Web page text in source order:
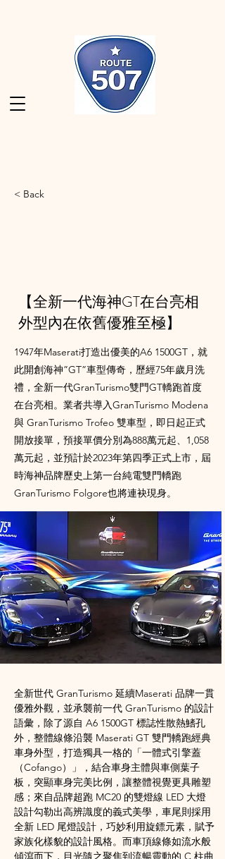
< Back
【全新一代海神GT在台亮相
外型內在依舊優雅至極】
1947年Maserati打造出優美的A6 1500GT，就
此開創海神”GT”車型傳奇，歷經75年歲月洗
禮，全新一代GranTurismo雙門GT轎跑首度
在台亮相。業者共導入GranTurismo Modena
與 GranTurismo Trofeo 雙車型，即日起正式
開放接單，預接單價分別為888萬元起、1,058
萬元起，並預計於2023年第四季正式上市，屆
時海神品牌歷史上第一台純電雙門轎跑
GranTurismo Folgore也將連袂現身。
全新世代 GranTurismo 延續Maserati 品牌一貫
優雅外觀，並承襲前一代 GranTurismo 的設計
語彙，除了源自 A6 1500GT 標誌性散熱鰭孔
外，整體線條沿襲 Maserati GT 雙門轎跑經典
車身外型，打造獨具一格的「一體式引擎蓋
（Cofango）」，結合車身主體與車側葉子
板，突顯車身完美比例，讓整體視覺更具雕塑
感；來自品牌超跑 MC20 的雙燈線 LED 大燈
設計勾勒出高辨識度的義式美學，車尾則採用
全新 LED 尾燈設計，巧妙利用旋鏢元素，賦予
家族化樣貌的設計風格。而車頂線條如流水般
傾瀉而下，目光隨之聚焦到流暢靈動的 C 柱曲